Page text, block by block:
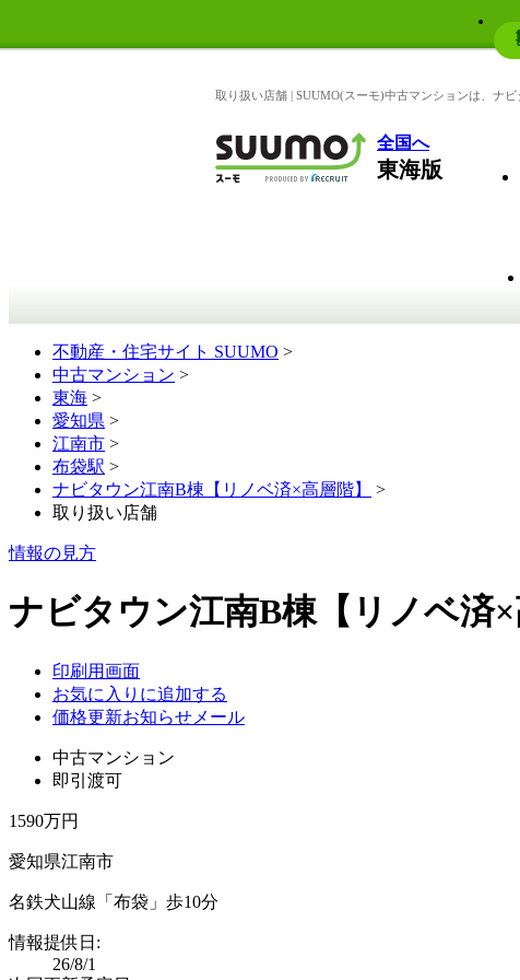
取り扱い店舗 | SUUMO(スーモ)中古マンションは、ナ
全国へ
東海版
不動産・住宅サイト SUUMO >
中古マンション >
東海 >
愛知県 >
江南市 >
布袋駅 >
ナビタウン江南B棟【リノベ済×高層階】
>
取り扱い店舗
情報の見方
ナビタウン江南B棟【リノベ済
印刷用画面
お気に入りに追加する
価格更新お知らせメール
中古マンション
即引渡可
1590万円
愛知県江南市
名鉄犬山線「布袋」歩10分
情報提供日:
26/8/1